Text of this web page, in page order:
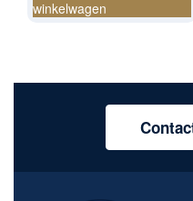
winkelwagen